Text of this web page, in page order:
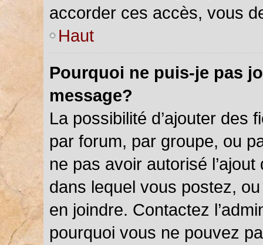
accorder ces accès, vous
Haut
Pourquoi ne puis-je pas
message?
La possibilité d’ajouter des
par forum, par groupe, ou
ne pas avoir autorisé
dans lequel vous postez,
en joindre. Contactez
pourquoi vous ne pouvez